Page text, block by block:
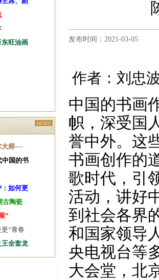
发布时间：2021-03-05
作者：刘忠
中国的书画
帜，深受国
誉中外。这
书画创作的
歌时代，引
活动，讲好
到社会各界
和国家领导
央电视台等
大会堂，北
旺油画
MORE
师----
中国的书
如何更
古陶瓷
”
“青春
全套龙